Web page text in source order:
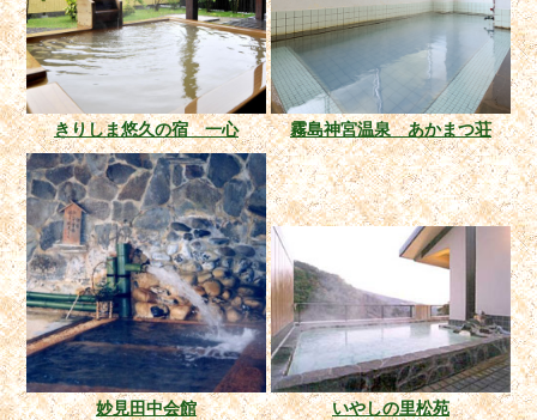
きりしま悠久の宿 一心 霧島神宮温泉 あかまつ荘
妙見田中会館 いやしの里松苑